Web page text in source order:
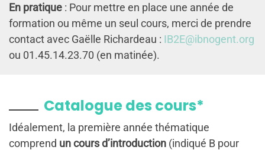
En pratique : Pour mettre en place une année de
formation ou même un seul cours, merci de prendre
contact avec Gaëlle Richardeau : IB2E@ibnogent.org
ou 01.45.14.23.70 (en matinée).
Catalogue des cours*
Idéalement, la première année thématique
comprend un cours d’introduction (indiqué B pour